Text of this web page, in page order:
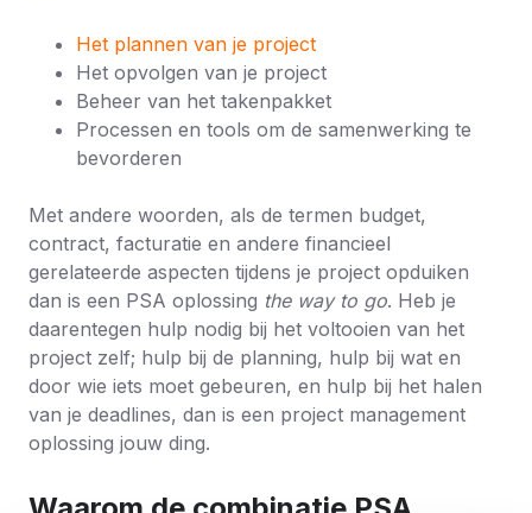
Het plannen van je project
Het opvolgen van je project
Beheer van het takenpakket
Processen en tools om de samenwerking te
bevorderen
Met andere woorden, als de termen budget,
contract, facturatie en andere financieel
gerelateerde aspecten tijdens je project opduiken
dan is een PSA oplossing the way to go. Heb je
daarentegen hulp nodig bij het voltooien van het
project zelf; hulp bij de planning, hulp bij wat en
door wie iets moet gebeuren, en hulp bij het halen
van je deadlines, dan is een project management
oplossing jouw ding.